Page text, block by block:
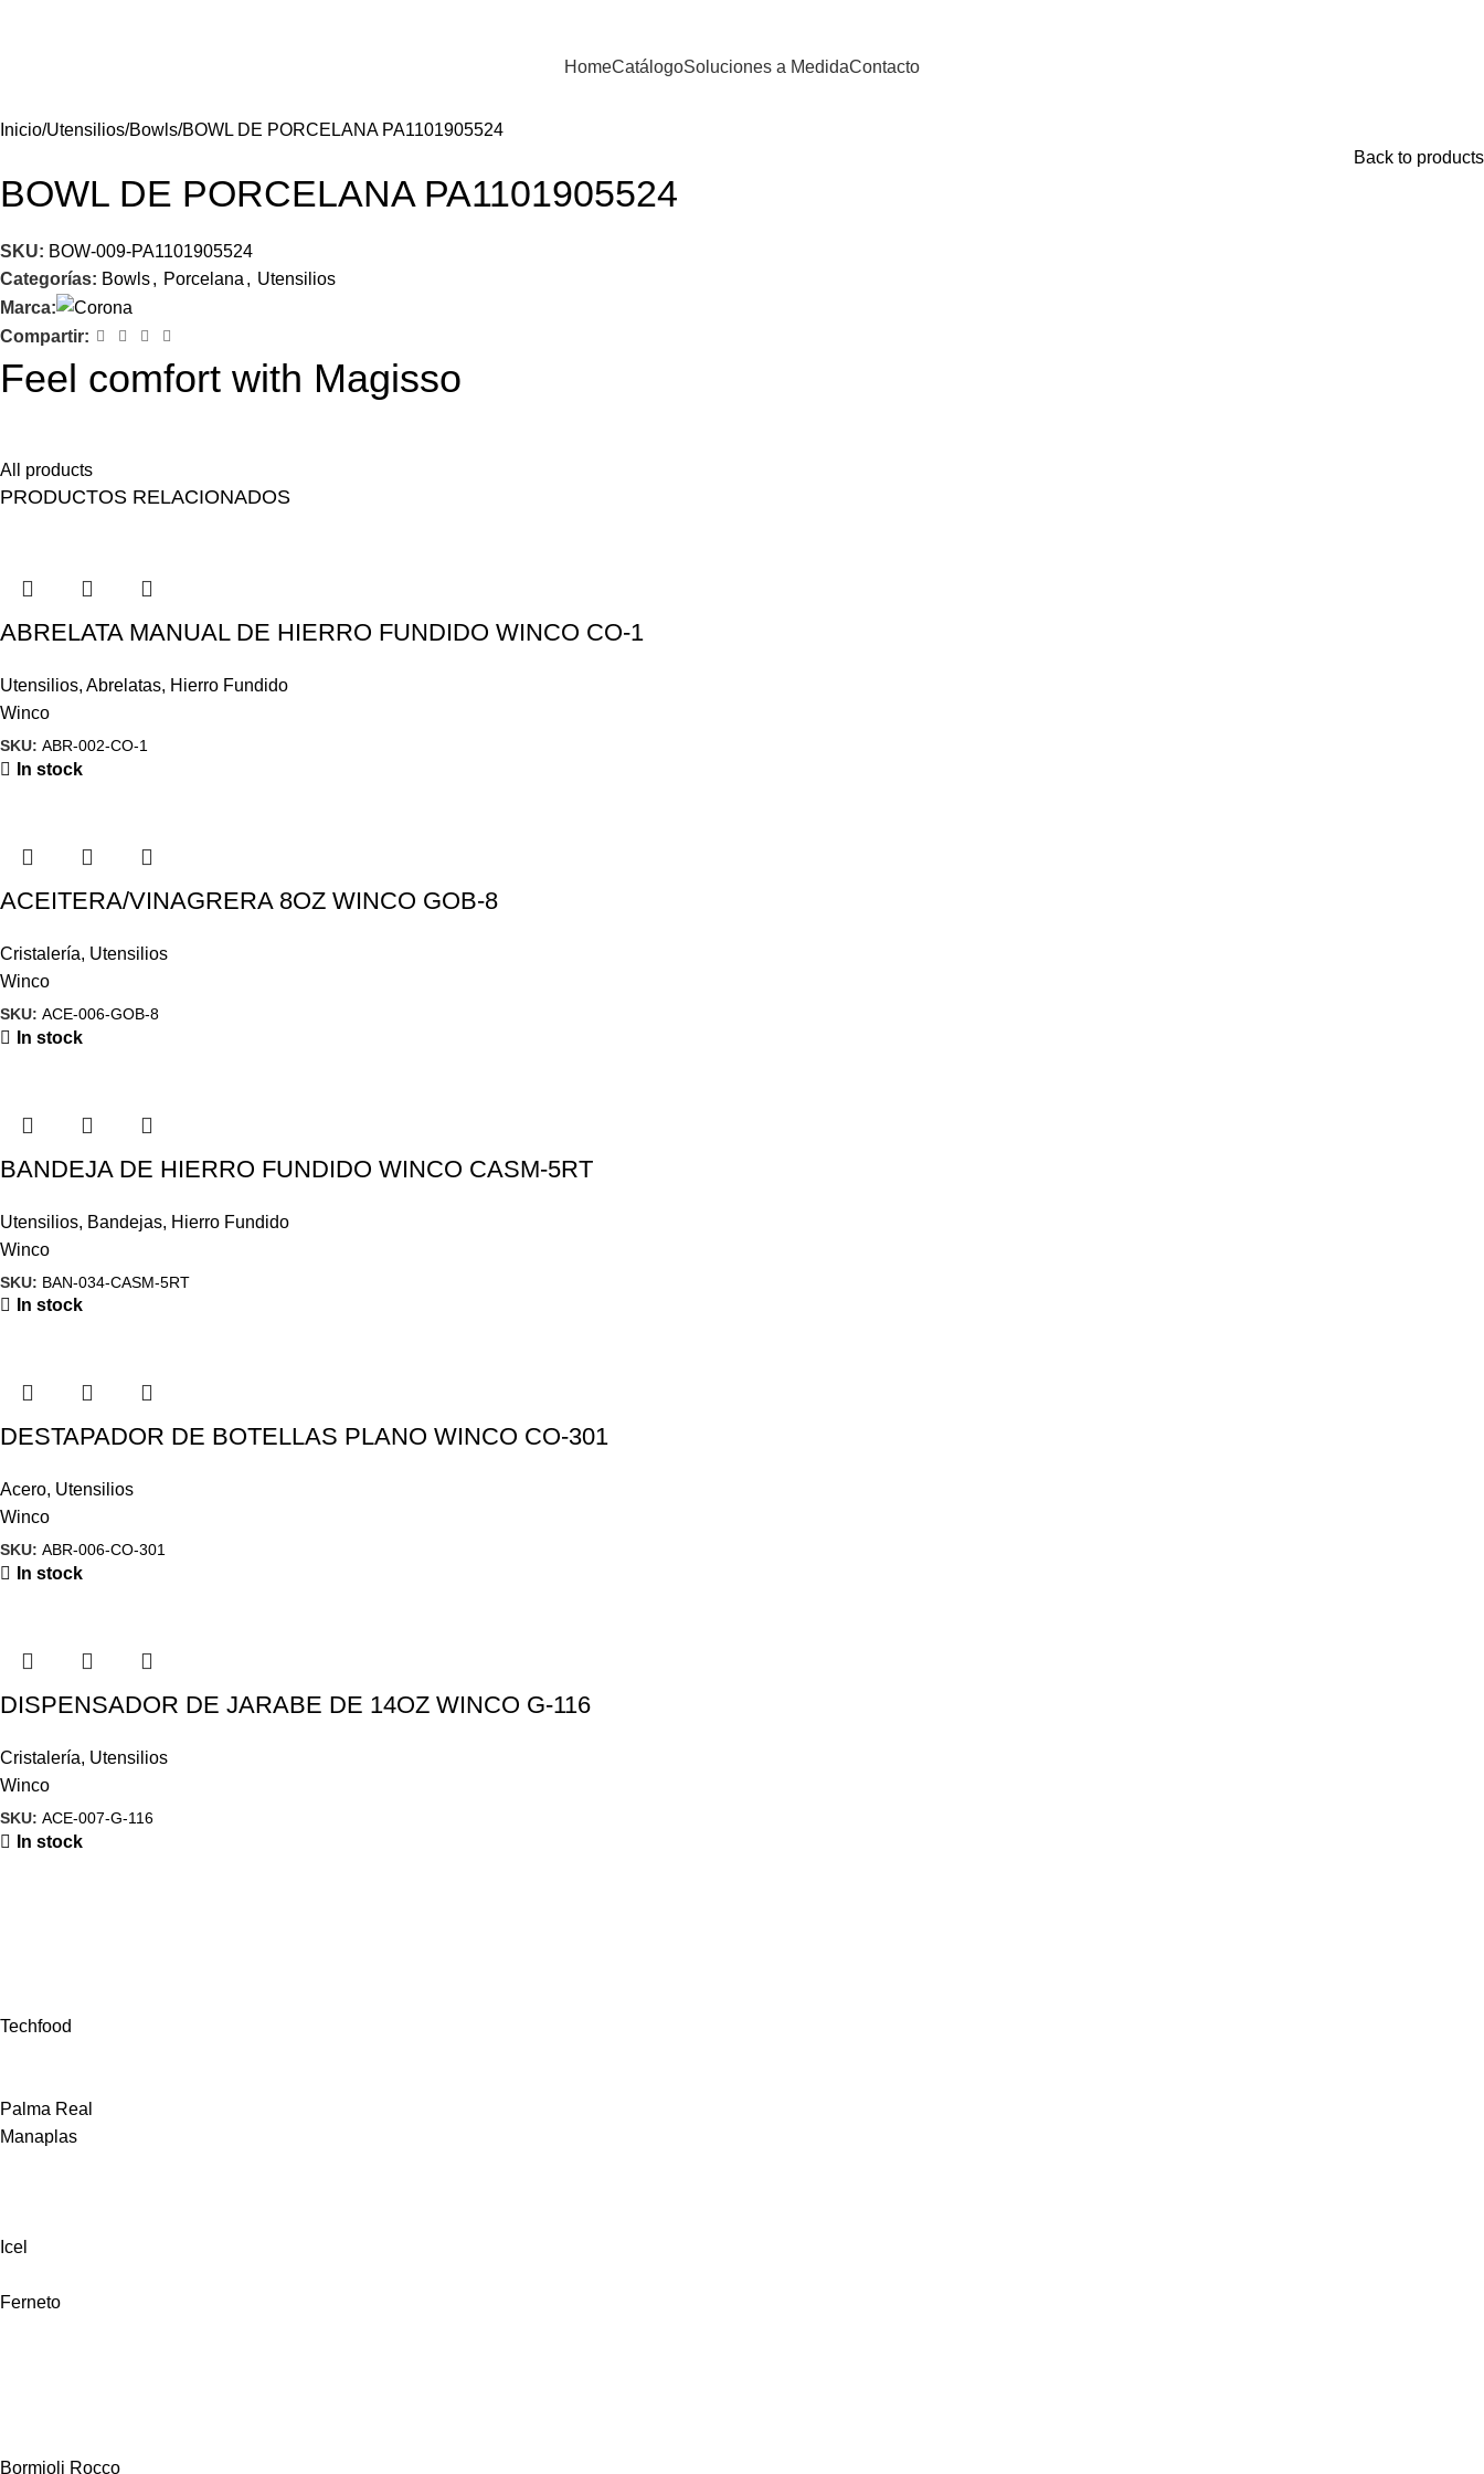
HomeCatálogoSoluciones a MedidaContacto
Inicio Utensilios Bowls BOWL DE PORCELANA PA1101905524
Back to products
BOWL DE PORCELANA PA1101905524
SKU: BOW-009-PA1101905524
Categorías: Bowls, Porcelana , Utensilios
Marca:
Compartir:
Feel comfort with Magisso
All products
PRODUCTOS RELACIONADOS
ABRELATA MANUAL DE HIERRO FUNDIDO WINCO CO-1
Utensilios, Abrelatas, Hierro Fundido
Winco
SKU: ABR-002-CO-1
In stock
ACEITERA/VINAGRERA 8OZ WINCO GOB-8
Cristalería, Utensilios
Winco
SKU: ACE-006-GOB-8
In stock
BANDEJA DE HIERRO FUNDIDO WINCO CASM-5RT
Utensilios, Bandejas, Hierro Fundido
Winco
SKU: BAN-034-CASM-5RT
In stock
DESTAPADOR DE BOTELLAS PLANO WINCO CO-301
Acero, Utensilios
Winco
SKU: ABR-006-CO-301
In stock
DISPENSADOR DE JARABE DE 14OZ WINCO G-116
Cristalería, Utensilios
Winco
SKU: ACE-007-G-116
In stock
Techfood
Palma Real
Manaplas
Icel
Ferneto
Bormioli Rocco